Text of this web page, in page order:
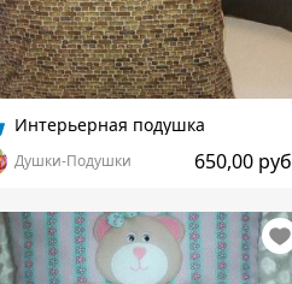
Интерьерная подушка
Душки-Подушки 650,00 руб